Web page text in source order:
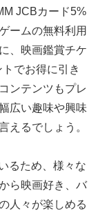
JCBカード5%
ームの無料利用
、映画鑑賞チケ
でお得に引き
ンテンツもプレ
広い趣味や興味
えるでしょう。
るため、様々な
ら映画好き、バ
人々が楽しめる